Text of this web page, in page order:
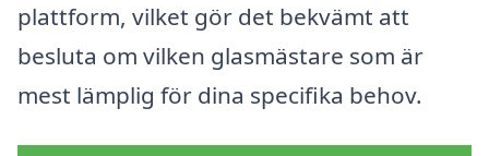
plattform, vilket gör det bekvämt att
besluta om vilken glasmästare som är
mest lämplig för dina specifika behov.